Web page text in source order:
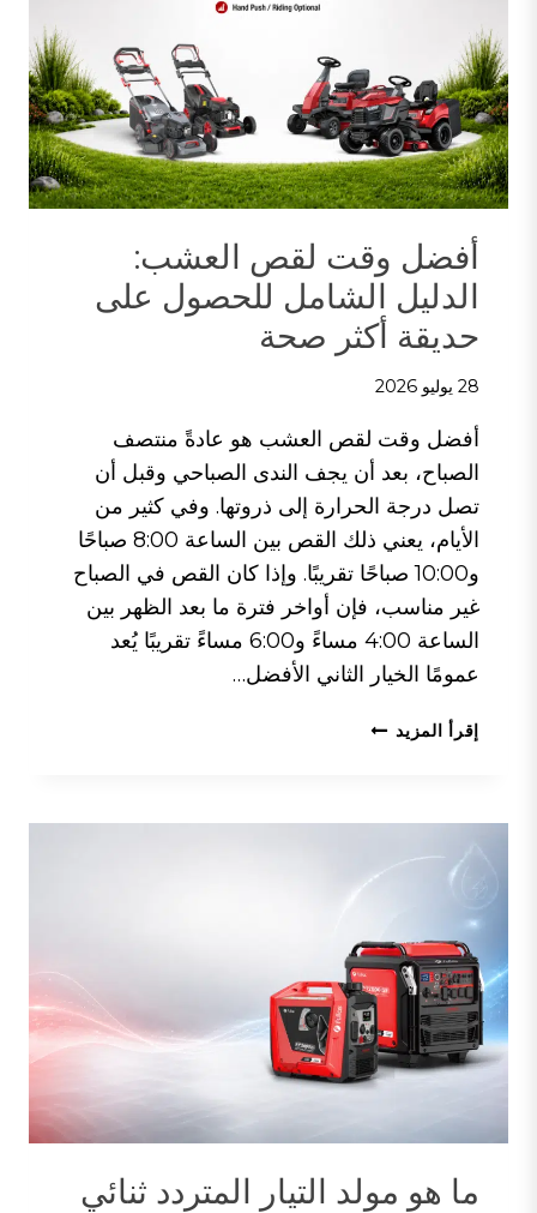
كاميرا
FPG3600
مصدر
طاقة
محمولًا
لتصوير
تجاري
أفضل وقت لقص العشب:
الدليل الشامل للحصول على
حديقة أكثر صحة
28 يوليو 2026
أفضل وقت لقص العشب هو عادةً منتصف
الصباح، بعد أن يجف الندى الصباحي وقبل أن
تصل درجة الحرارة إلى ذروتها. وفي كثير من
الأيام، يعني ذلك القص بين الساعة 8:00 صباحًا
و10:00 صباحًا تقريبًا. وإذا كان القص في الصباح
غير مناسب، فإن أواخر فترة ما بعد الظهر بين
الساعة 4:00 مساءً و6:00 مساءً تقريبًا يُعد
عمومًا الخيار الثاني الأفضل…
إقرأ المزيد أفضل
للحصول
حديقة
أكثر
صحة
ما هو مولد التيار المتردد ثنائي